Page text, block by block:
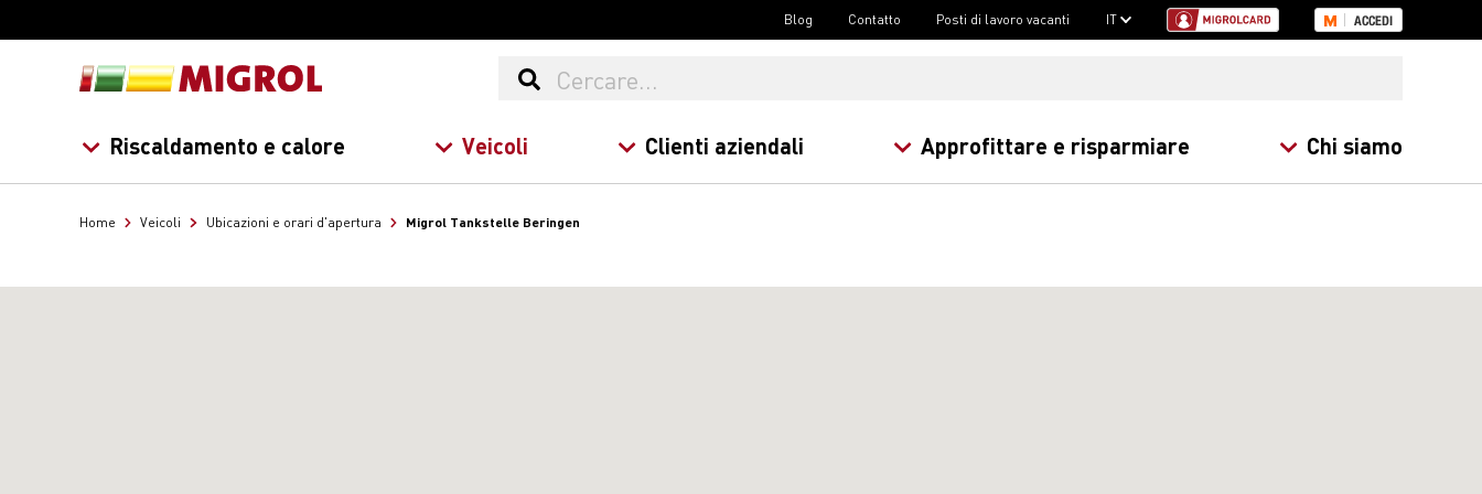
Blog Contatto Posti di lavoro vacanti IT ACCEDI
Riscaldamento e calore Veicoli Clienti aziendali Approfittare e risparmiare Chi siamo
Home Veicoli Ubicazioni e orari d'apertura Migrol Tankstelle Beringen